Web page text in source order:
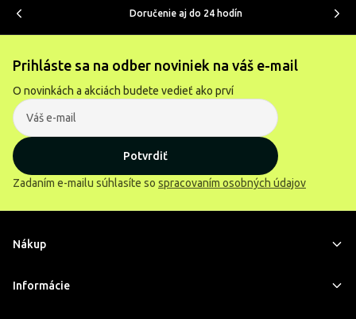
Doručenie aj do 24 hodín
Prihláste sa na odber noviniek na váš e-mail
O novinkách a akciách budete vedieť ako prví
Potvrdiť
Zadaním e-mailu súhlasíte so spracovaním osobných údajov
Nákup
Informácie